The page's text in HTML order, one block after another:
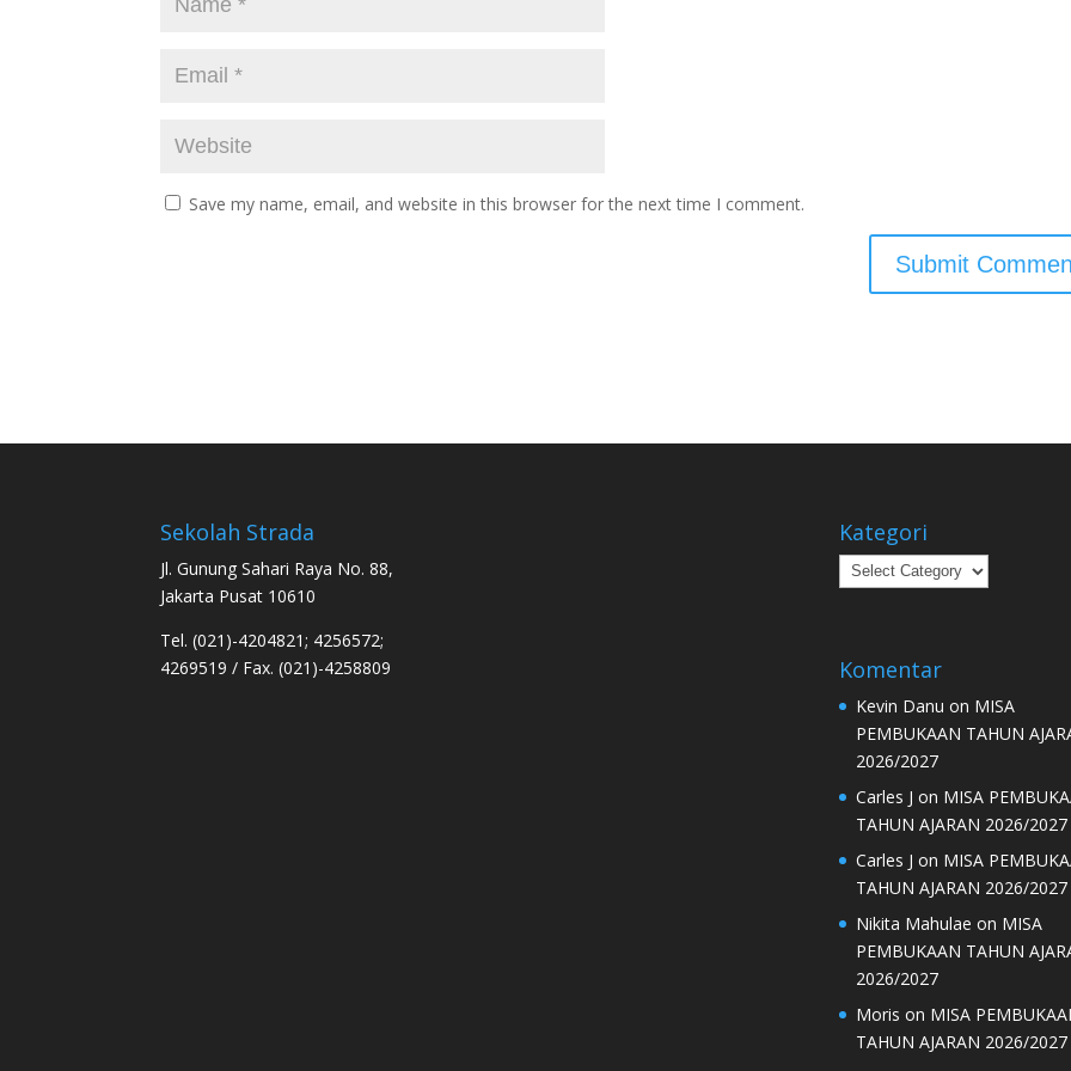
Save my name, email, and website in this browser for the next time I comment.
Sekolah Strada
Jl. Gunung Sahari Raya No. 88,
Jakarta Pusat 10610
Tel. (021)-4204821; 4256572;
4269519 / Fax. (021)-4258809
Kategori
Kategori
Komentar
Kevin Danu on MISA
PEMBUKAAN TAHUN
2026/2027
Carles J on MISA
TAHUN AJARAN 2026/2027
Carles J on MISA
TAHUN AJARAN 2026/2027
Nikita Mahulae on MISA
PEMBUKAAN TAHUN
2026/2027
Moris on MISA
TAHUN AJARAN 2026/2027